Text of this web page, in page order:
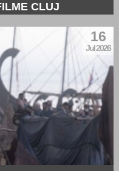
CLUJ
16
Jul 2026